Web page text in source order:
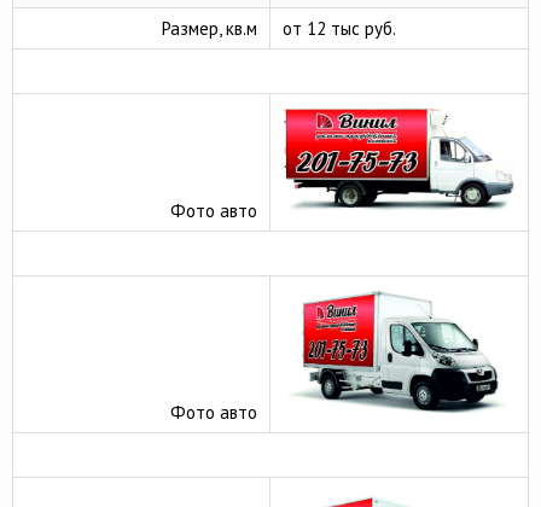
Размер, кв.м
от 12 тыс руб.
Фото авто
Фото авто